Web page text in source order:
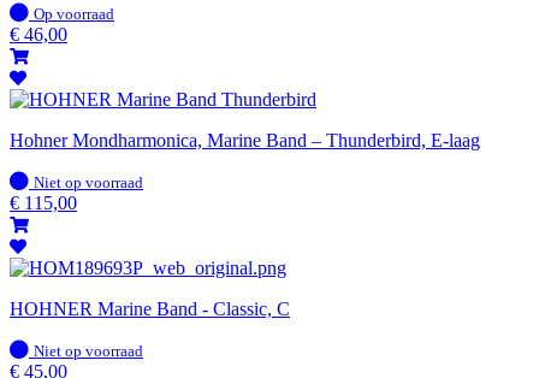
Op
voorraad
Op voorraad
€ 46,00
Hohner Mondharmonica, Marine Band – Thunderbird, E-laag
Op
voorraad
Niet op voorraad
€ 115,00
HOHNER Marine Band - Classic, C
Op
voorraad
Niet op voorraad
€ 45,00